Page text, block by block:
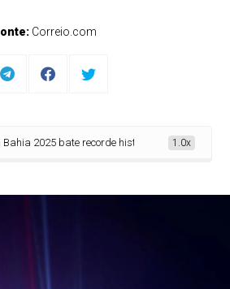
Correio.com
bate recorde histórico e atrai mais de 1,8
1.0x